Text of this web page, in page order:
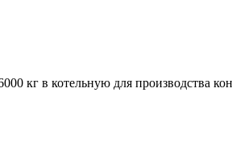
кг в котельную для производства